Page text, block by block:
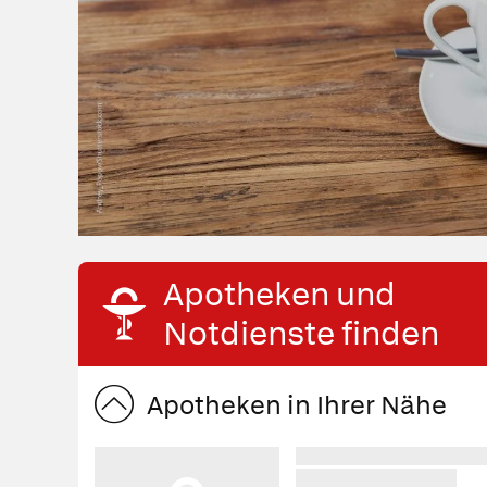
Apotheken und
Notdienste finden
Apotheken in Ihrer Nähe